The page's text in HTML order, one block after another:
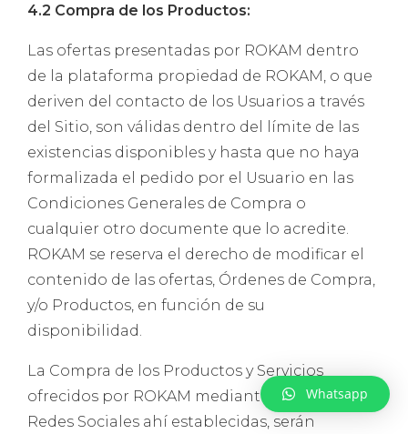
4.2 Compra de los Productos:
Las ofertas presentadas por ROKAM dentro
de la plataforma propiedad de ROKAM, o que
deriven del contacto de los Usuarios a través
del Sitio, son válidas dentro del límite de las
existencias disponibles y hasta que no haya
formalizada el pedido por el Usuario en las
Condiciones Generales de Compra o
cualquier otro documente que lo acredite.
ROKAM se reserva el derecho de modificar el
contenido de las ofertas, Órdenes de Compra,
y/o Productos, en función de su
disponibilidad.
La Compra de los Productos y Servicios
ofrecidos por ROKAM mediante el Sitio o las
Redes Sociales ahí establecidas, serán
Whatsapp